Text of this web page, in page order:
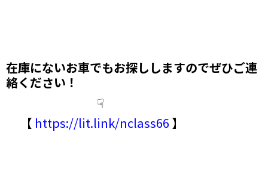
在庫にないお車でもお探ししますのでぜひご連
絡ください！
☟
【 https://lit.link/nclass66 】